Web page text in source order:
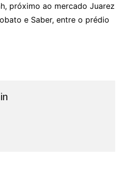
próximo ao mercado Juarez
e Saber, entre o prédio